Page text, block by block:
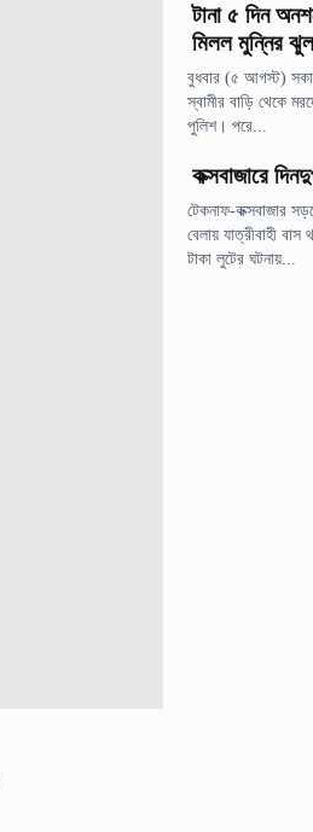
টানা ৫ দিন
মিলল মুন্নির
বুধবার (৫ আগস্ট)
স্বামীর বাড়ি থেকে
পুলিশ। পরে...
কক্সবাজারে
টেকনাফ-কক্সবাজার
বেলায় যাত্রীবাহী বাস
টাকা লুটের ঘটনায়...